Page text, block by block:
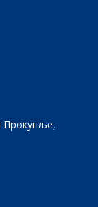
Прокупље,